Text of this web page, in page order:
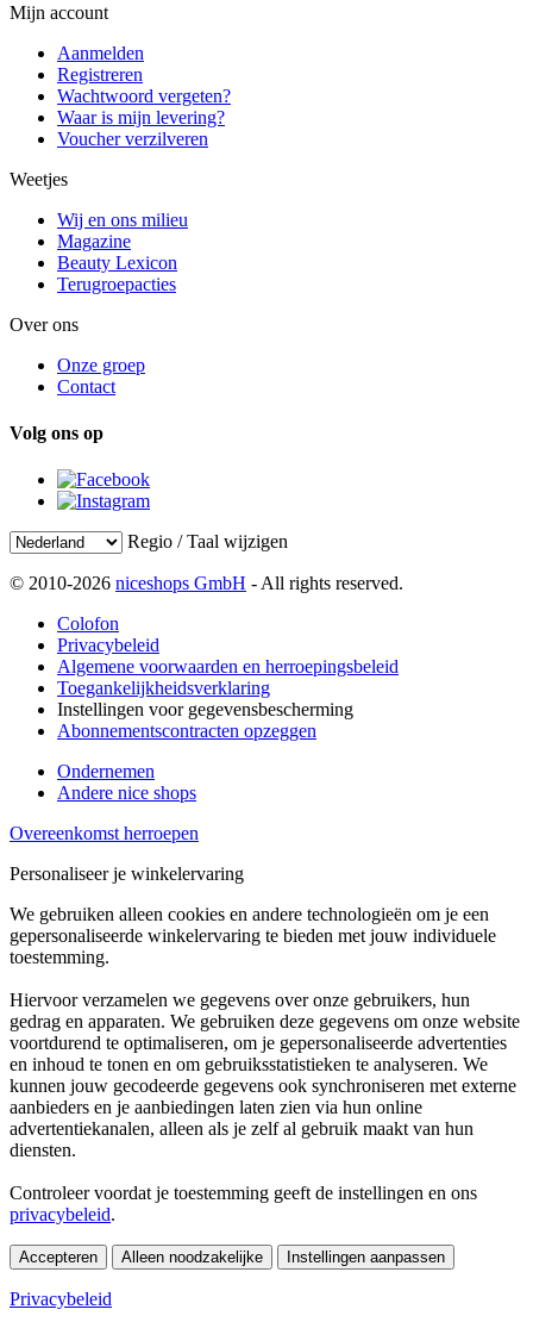
Mijn account
Aanmelden
Registreren
Wachtwoord vergeten?
Waar is mijn levering?
Voucher verzilveren
Weetjes
Wij en ons milieu
Magazine
Beauty Lexicon
Terugroepacties
Over ons
Onze groep
Contact
Volg ons op
Regio / Taal wijzigen
© 2010-2026 niceshops GmbH - All rights reserved.
Colofon
Privacybeleid
Algemene voorwaarden en herroepingsbeleid
Toegankelijkheidsverklaring
Instellingen voor gegevensbescherming
Abonnementscontracten opzeggen
Ondernemen
Andere nice shops
Overeenkomst herroepen
Personaliseer je winkelervaring
We gebruiken alleen cookies en andere technologieën om je een
gepersonaliseerde winkelervaring te bieden met jouw individuele
toestemming.
Hiervoor verzamelen we gegevens over onze gebruikers, hun
gedrag en apparaten. We gebruiken deze gegevens om onze website
voortdurend te optimaliseren, om je gepersonaliseerde advertenties
en inhoud te tonen en om gebruiksstatistieken te analyseren. We
kunnen jouw gecodeerde gegevens ook synchroniseren met externe
aanbieders en je aanbiedingen laten zien via hun online
advertentiekanalen, alleen als je zelf al gebruik maakt van hun
diensten.
Controleer voordat je toestemming geeft de instellingen en ons
privacybeleid.
Accepteren Alleen noodzakelijke Instellingen aanpassen
Privacybeleid